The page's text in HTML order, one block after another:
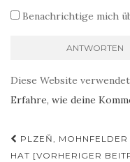
Benachrichtige mich
Diese Website
Erfahre, wie deine
PLZEŇ,
HAT [VORHERIGER